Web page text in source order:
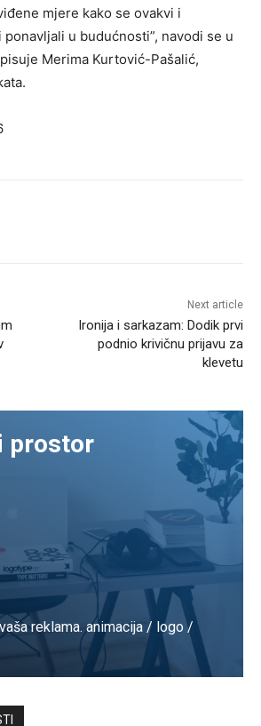
mjere kako se ovakvi i
u budućnosti”, navodi se u
Merima Kurtović-Pašalić,
Next article
Ironija i sarkazam: Dodik prvi
podnio krivičnu prijavu za
klevetu
prostor
reklama. animacija / logo /